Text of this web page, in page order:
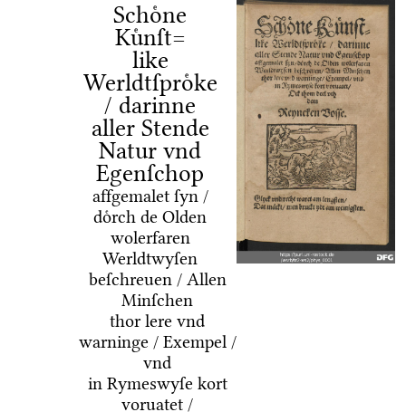
Schoͤne
Kuͤnſt=
like
Werldtſproͤke
/ darinne
aller Stende
Natur vnd
Egenſchop
affgemalet ſyn /
doͤrch de Olden
wolerfaren
Werldtwyſen
beſchreuen / Allen
Minſchen
thor lere vnd
warninge / Exempel /
vnd
in Rymeswyſe kort
voruatet /